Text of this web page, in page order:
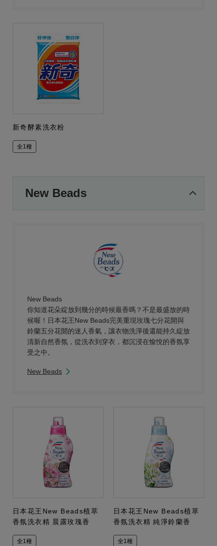
新奇酵素洗衣粉
全1種
New Beads
New Beads
你知道花朵綻放到幾分的時候最香嗎？不是最盛放的時
候喔！日本花王New Beads完美重現玫瑰七分花開與
鈴蘭五分花開的迷人香氣，讓衣物洗淨後還能持久綻放
清新自然香氛，從洗衣到穿衣，都沉浸在愉悅的香氛享
受之中。
New Beads
日本花王New Beads植萃
香氛洗衣精 晨露玫瑰香
全1種
日本花王New Beads植萃
香氛洗衣精 純淨鈴蘭香
全1種